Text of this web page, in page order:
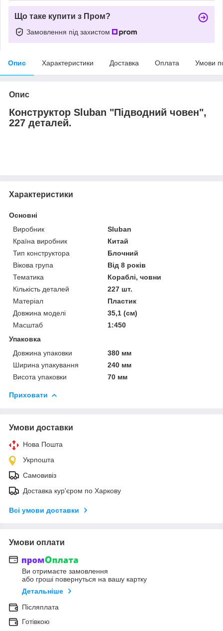
Що таке купити з Пром?
Замовлення під захистом
Опис Характеристики Доставка Оплата Умови
Опис
Конструктор Sluban "Підводний човен",
227 деталей.
Характеристики
Основні
Виробник
Sluban
Країна виробник
Китай
Тип конструктора
Блочний
Вікова група
Від 8 років
Тематика
Кораблі, човни
Кількість деталей
227 шт.
Матеріал
Пластик
Довжина моделі
35,1 (см)
Масштаб
1:450
Упаковка
Довжина упаковки
380 мм
Ширина упакування
240 мм
Висота упаковки
70 мм
Приховати
Умови доставки
Нова Пошта
Укрпошта
Самовивіз
Доставка кур'єром по Харкову
Всі умови доставки
Умови оплати
Ви отримаєте замовлення
або гроші повернуться на вашу картку
Детальніше
Післяплата
Готівкою